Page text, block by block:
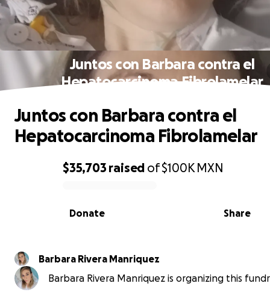
Juntos con Barbara contra el
Hepatocarcinoma Fibrolamelar
0% complete
$35,703 raised of$100K MXN
Share
Donate
Juntos con Barbara contra el
Hepatocarcinoma Fibrolamelar
Barbara Rivera Manriquez
Barbara Rivera Manriquez is organizing this